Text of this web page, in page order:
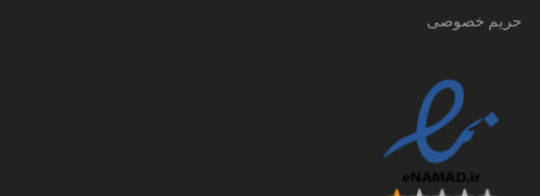
حریم خصوصی